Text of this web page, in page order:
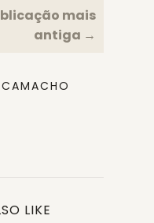
mais
antiga →
LIKE